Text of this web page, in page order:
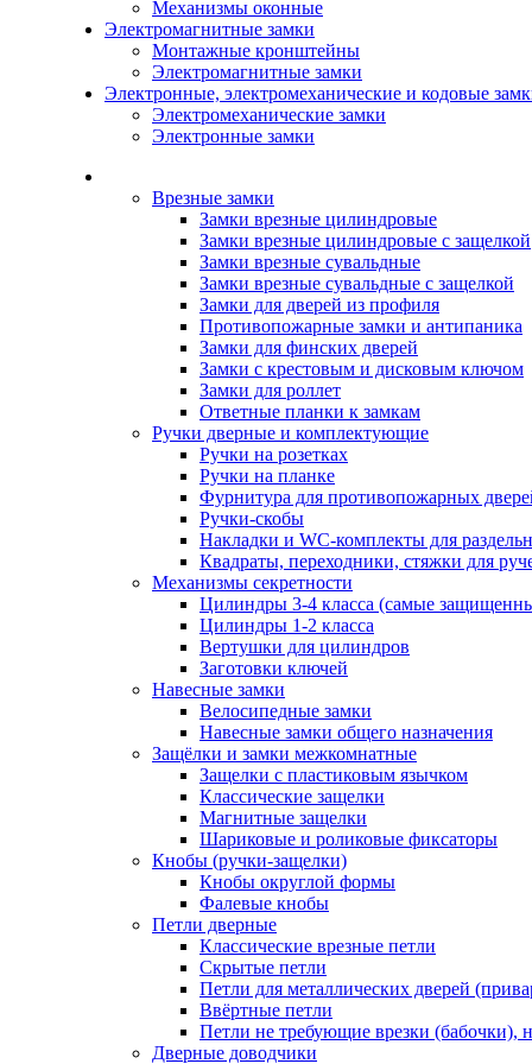
Механизмы оконные
Электромагнитные замки
Монтажные кронштейны
Электромагнитные замки
Электронные, электромеханические и кодовые
Электромеханические замки
Электронные замки
Врезные замки
Замки врезные цилиндровые
Замки врезные цилиндровые с защелкой
Замки врезные сувальдные
Замки врезные сувальдные с защелкой
Замки для дверей из профиля
Противопожарные замки и антипаника
Замки для финских дверей
Замки с крестовым и дисковым ключом
Замки для роллет
Ответные планки к замкам
Ручки дверные и комплектующие
Ручки на розетках
Ручки на планке
Фурнитура для противопожарных
Ручки-скобы
Накладки и WC-комплекты для
Квадраты, переходники, стяжки для
Механизмы секретности
Цилиндры 3-4 класса (самые
Цилиндры 1-2 класса
Вертушки для цилиндров
Заготовки ключей
Навесные замки
Велосипедные замки
Навесные замки общего назначения
Защёлки и замки межкомнатные
Защелки с пластиковым язычком
Классические защелки
Магнитные защелки
Шариковые и роликовые фиксаторы
Кнобы (ручки-защелки)
Кнобы округлой формы
Фалевые кнобы
Петли дверные
Классические врезные петли
Скрытые петли
Петли для металлических дверей
Ввёртные петли
Петли не требующие врезки (бабочки),
Дверные доводчики